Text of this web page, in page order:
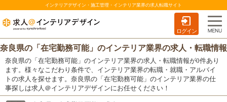
インテリアデザイン・施工管理・インテリア業界の求人転職サイト
ログイン
奈良県の「在宅勤務可能」のインテリア業界の求人・転職情報
奈良県の「在宅勤務可能」のインテリア業界の求人・転職情報が0件あり
ます。様々なこだわり条件で、インテリア業界の転職・就職・アルバイ
トの求人を探せます。奈良県の「在宅勤務可能」のインテリア業界の仕
事探しは求人＠インテリアデザインにお任せください！